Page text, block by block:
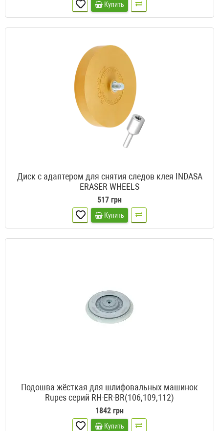
Купить
Диск с адаптером для снятия следов клея INDASA
ERASER WHEELS
517 грн
Купить
Подошва жёсткая для шлифовальных машинок
Rupes серий RH-ER-BR(106,109,112)
1842 грн
Купить